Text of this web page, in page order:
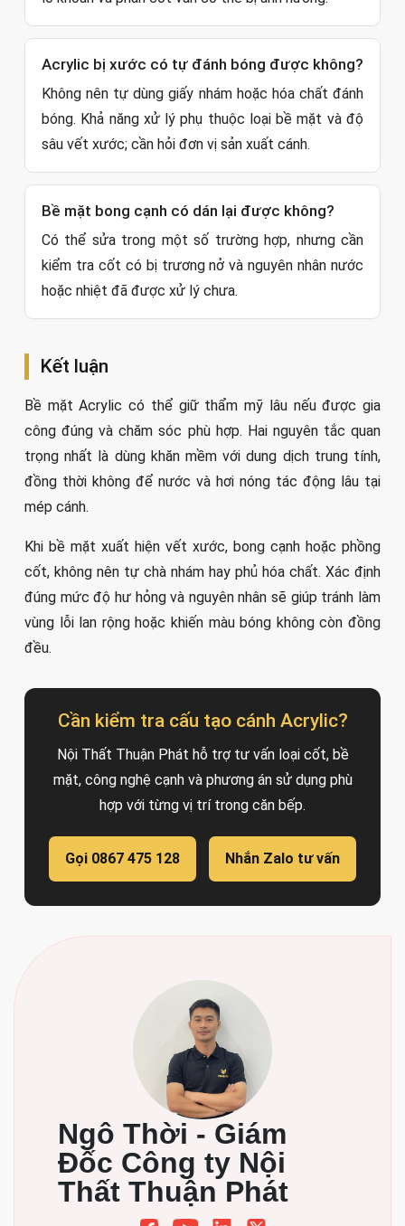
Acrylic bị xước có tự đánh bóng được không?
Không nên tự dùng giấy nhám hoặc hóa chất đánh
bóng. Khả năng xử lý phụ thuộc loại bề mặt và độ
sâu vết xước; cần hỏi đơn vị sản xuất cánh.
Bề mặt bong cạnh có dán lại được không?
Có thể sửa trong một số trường hợp, nhưng cần
kiểm tra cốt có bị trương nở và nguyên nhân nước
hoặc nhiệt đã được xử lý chưa.
Kết luận
Bề mặt Acrylic có thể giữ thẩm mỹ lâu nếu được gia
công đúng và chăm sóc phù hợp. Hai nguyên tắc quan
trọng nhất là dùng khăn mềm với dung dịch trung tính,
đồng thời không để nước và hơi nóng tác động lâu tại
mép cánh.
Khi bề mặt xuất hiện vết xước, bong cạnh hoặc phồng
cốt, không nên tự chà nhám hay phủ hóa chất. Xác định
đúng mức độ hư hỏng và nguyên nhân sẽ giúp tránh làm
vùng lỗi lan rộng hoặc khiến màu bóng không còn đồng
đều.
Cần kiểm tra cấu tạo cánh Acrylic?
Nội Thất Thuận Phát hỗ trợ tư vấn loại cốt, bề
mặt, công nghệ cạnh và phương án sử dụng phù
hợp với từng vị trí trong căn bếp.
Gọi 0867 475 128 Nhắn Zalo tư vấn
Ngô Thời - Giám
Đốc Công ty Nội
Thất Thuận Phát